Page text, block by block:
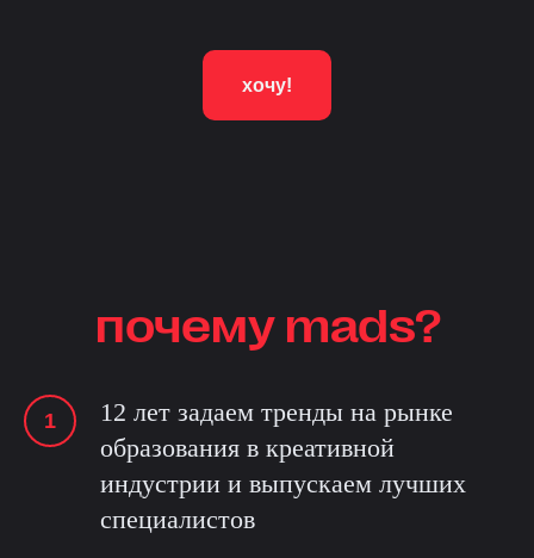
хочу!
почему mads?
12 лет задаем тренды на рынке
образования в креативной
индустрии и выпускаем лучших
специалистов